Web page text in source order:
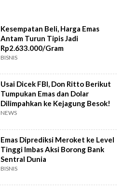
Kesempatan Beli, Harga Emas
Antam Turun Tipis Jadi
Rp2.633.000/Gram
BISNIS
Usai Dicek FBI, Don Ritto Berikut
Tumpukan Emas dan Dolar
Dilimpahkan ke Kejagung Besok!
NEWS
Emas Diprediksi Meroket ke Level
Tinggi Imbas Aksi Borong Bank
Sentral Dunia
BISNIS